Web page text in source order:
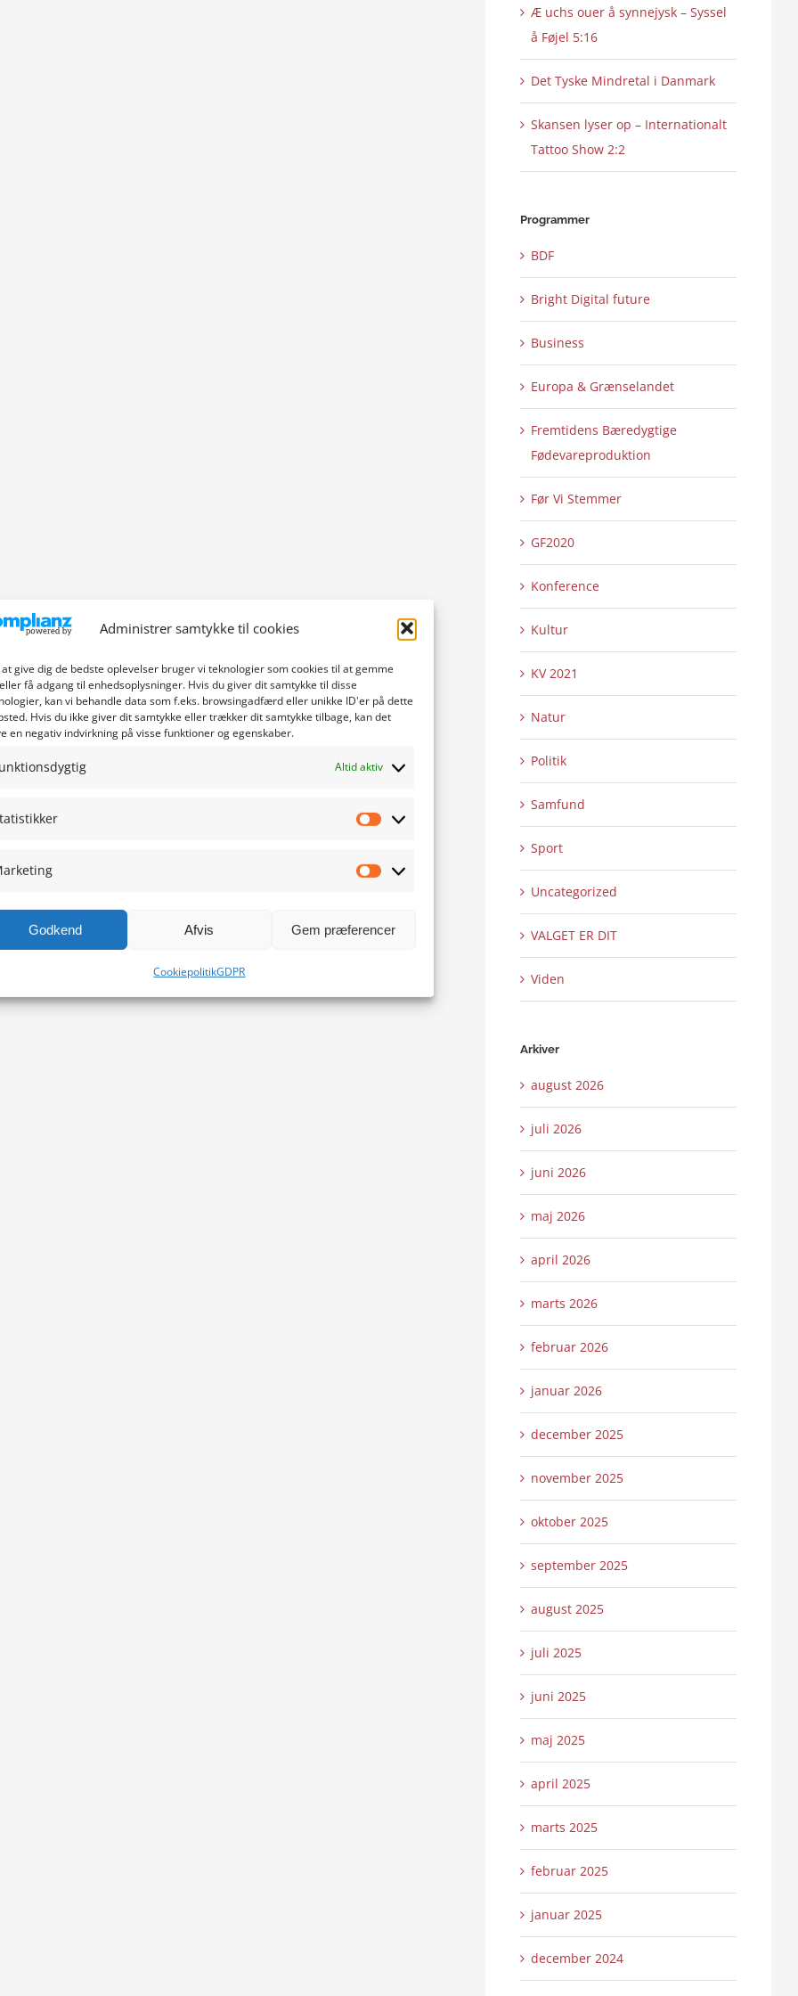
Administrer samtykke til cookies
at give dig de bedste oplevelser bruger vi teknologier som cookies til at gemme
få adgang til enhedsoplysninger. Hvis du giver dit samtykke til disse
kan vi behandle data som f.eks. browsingadfærd eller unikke ID'er på dette
Hvis du ikke giver dit samtykke eller trækker dit samtykke tilbage, kan det
en negativ indvirkning på visse funktioner og egenskaber.
Altid aktiv
Godkend Afvis Gem præferencer
CookiepolitikGDPR
Æ uchs ouer å synnejysk – Syssel
å Føjel 5:16
Det Tyske Mindretal i Danmark
Skansen lyser op – Internationalt
Tattoo Show 2:2
Programmer
BDF
Bright Digital future
Business
Europa & Grænselandet
Fremtidens Bæredygtige
Fødevareproduktion
Før Vi Stemmer
GF2020
Konference
Kultur
KV 2021
Natur
Politik
Samfund
Sport
Uncategorized
VALGET ER DIT
Viden
Arkiver
august 2026
juli 2026
juni 2026
maj 2026
april 2026
marts 2026
februar 2026
januar 2026
december 2025
november 2025
oktober 2025
september 2025
august 2025
juli 2025
juni 2025
maj 2025
april 2025
marts 2025
februar 2025
januar 2025
december 2024